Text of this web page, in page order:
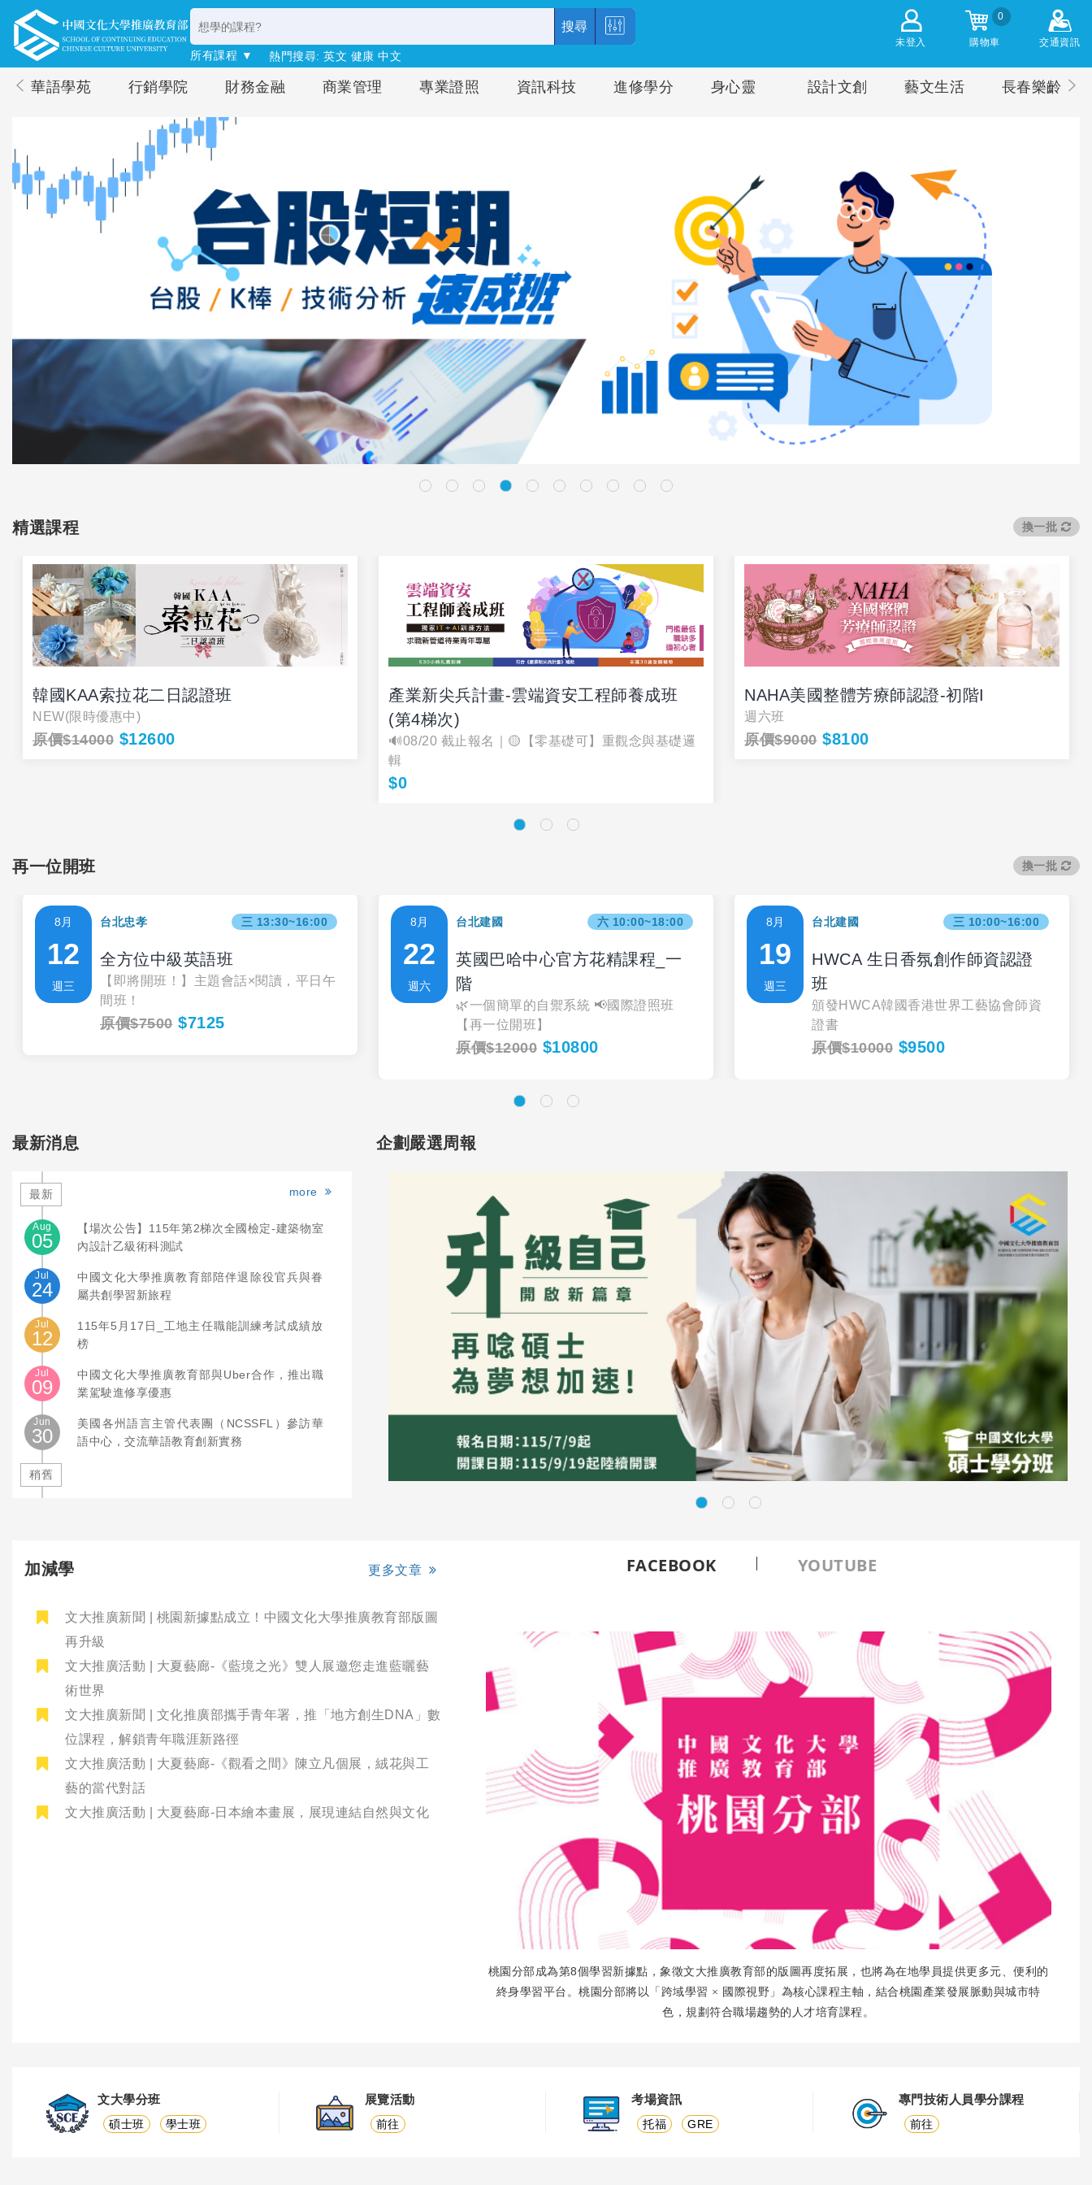
未登入
0
購物車 交通資訊
搜尋
所有課程 ▼ 熱門搜尋: 英文 健康 中文
華語學苑 行銷學院 財務金融 商業管理 專業證照 資訊科技 進修學分 身心靈 設計文創 藝文生活 長春樂齡
精選課程 換一批
韓國KAA索拉花二日認證班
NEW(限時優惠中)
原價$14000 $12600
產業新尖兵計畫-雲端資安工程師養成班
(第4梯次)
🔊08/20 截止報名｜🟡【零基礎可】重觀念與基礎邏
輯
$0
NAHA美國整體芳療師認證-初階I
週六班
原價$9000$8100
再一位開班 換一批
8月
12
週三
台北忠孝 三 13:30~16:00
全方位中級英語班
【即將開班！】主題會話×閱讀，平日午
間班！
原價$7500$7125
8月
22
週六
台北建國 六 10:00~18:00
英國巴哈中心官方花精課程_一
階
🌿一個簡單的自禦系統 📢國際證照班
【再一位開班】
原價$12000 $10800
8月
19
週三
台北建國 三 10:00~16:00
HWCA 生日香氛創作師資認證
班
頒發HWCA韓國香港世界工藝協會師資
證書
原價$10000 $9500
最新消息
more
最新
Aug
05
【場次公告】115年第2梯次全國檢定-建築物室
內設計乙級術科測試
Jul
24
中國文化大學推廣教育部陪伴退除役官兵與眷
屬共創學習新旅程
Jul
12
115年5月17日_工地主任職能訓練考試成績放
榜
Jul
09
中國文化大學推廣教育部與Uber合作，推出職
業駕駛進修享優惠
Jun
30
美國各州語言主管代表團（NCSSFL）參訪華
語中心，交流華語教育創新實務
稍舊
企劃嚴選周報
加減學 更多文章
文大推廣新聞 | 桃園新據點成立！中國文化大學推廣教育部版圖
再升級
文大推廣活動 | 大夏藝廊-《藍境之光》雙人展邀您走進藍曬藝
術世界
文大推廣新聞 | 文化推廣部攜手青年署，推「地方創生DNA」數
位課程，解鎖青年職涯新路徑
文大推廣活動 | 大夏藝廊-《觀看之間》陳立凡個展，絨花與工
藝的當代對話
文大推廣活動 | 大夏藝廊-日本繪本畫展，展現連結自然與文化
FACEBOOK YOUTUBE
桃園分部成為第8個學習新據點，象徵文大推廣教育部的版圖再度拓展，也將為在地學員提供更多元、便利的
終身學習平台。桃園分部將以「跨域學習 × 國際視野」為核心課程主軸，結合桃園產業發展脈動與城市特
色，規劃符合職場趨勢的人才培育課程。
文大學分班
碩士班 學士班
展覽活動
前往
考場資訊
托福 GRE
專門技術人員學分課程
前往